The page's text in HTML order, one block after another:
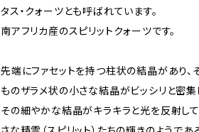
タス・クォーツとも呼ばれています。
南アフリカ産のスピリットクォーツです。
先端にファセットを持つ柱状の結晶があり
ものザラメ状の小さな結晶がビッシリと密集
その細やかな結晶がキラキラと光を反射し